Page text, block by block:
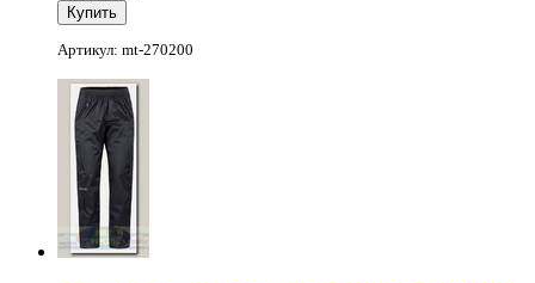
Артикул: mt-270200